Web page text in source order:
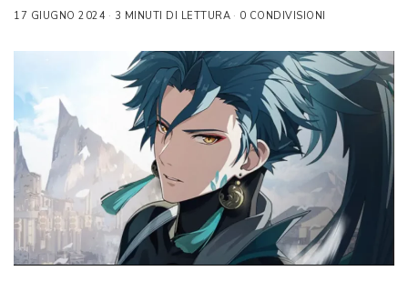
17 GIUGNO 2024 3 MINUTI DI LETTURA 0 CONDIVISIONI